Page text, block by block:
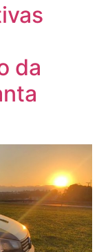
da